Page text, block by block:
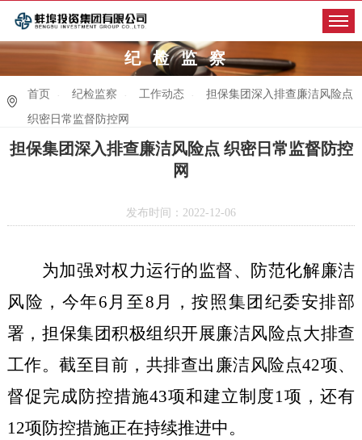
纪检监察
首页 纪检监察 工作动态 担保集团深入排查廉洁风险点
织密日常监督防控网
担保集团深入排查廉洁风险点 织密日常监督防控
网
发布时间：2022-12-06
为加强对权力运行的监督、防范化解廉洁
风险，今年6 月至8 月，按照集团纪委安排部
署，担保集团积极组织开展廉洁风险点大排查
工作。截至目前，共排查出廉洁风险点42项、
督促完成防控措施43项和建立制度1项，还有
12项防控措施正在持续推进中。